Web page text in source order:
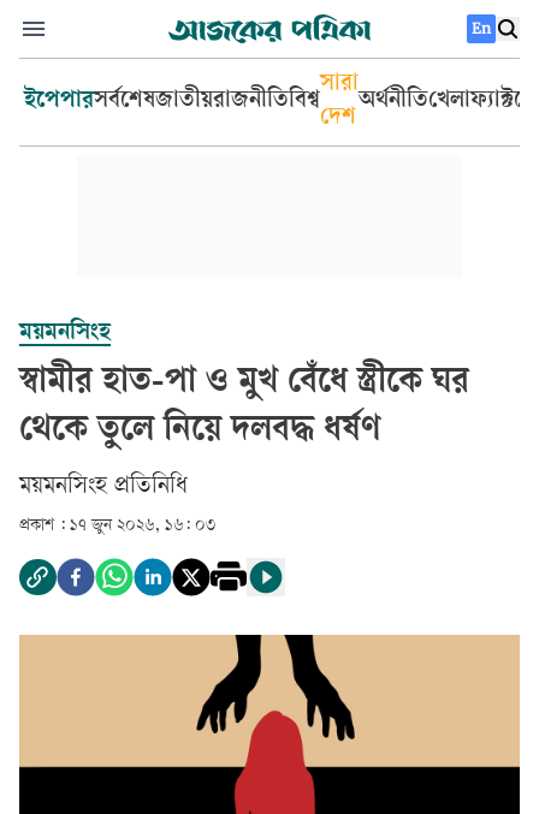
En
ইপেপারসর্বশেষজাতীয়রাজনীতিবিশ্ব
সারা
দেশ
অর্থনীতিখেলা
ময়মনসিংহ
স্বামীর হাত-পা ও মুখ বেঁধে স্ত্রীকে ঘর
থেকে তুলে নিয়ে দলবদ্ধ ধর্ষণ
ময়মনসিংহ প্রতিনিধি
প্রকাশ : ১৭ জুন ২০২৬, ১৬: ০৩